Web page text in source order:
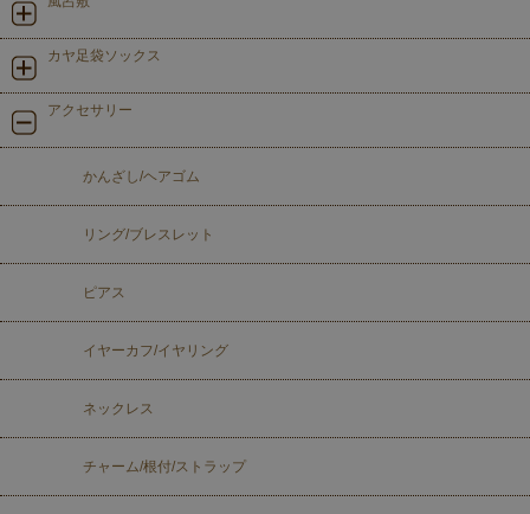
カヤ足袋ソックス
アクセサリー
かんざし/ヘアゴム
リング/ブレスレット
ピアス
イヤーカフ/イヤリング
ネックレス
チャーム/根付/ストラップ